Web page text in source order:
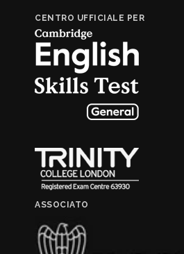
CENTRO UFFICIALE PER
ASSOCIATO